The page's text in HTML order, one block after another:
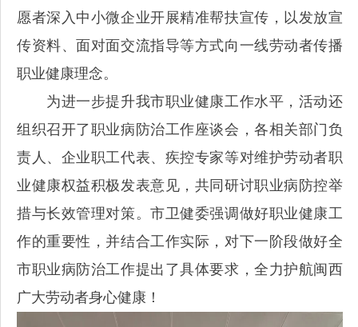
愿者深入中小微企业开展精准帮扶宣传，以发放宣
传资料、面对面交流指导等方式向一线劳动者传播
职业健康理念。
为进一步提升我市职业健康工作水平，活动还
组织召开了职业病防治工作座谈会，各相关部门负
责人、企业职工代表、疾控专家等对维护劳动者职
业健康权益积极发表意见，共同研讨职业病防控举
措与长效管理对策。市卫健委强调做好职业健康工
作的重要性，并结合工作实际，对下一阶段做好全
市职业病防治工作提出了具体要求，全力护航闽西
广大劳动者身心健康！